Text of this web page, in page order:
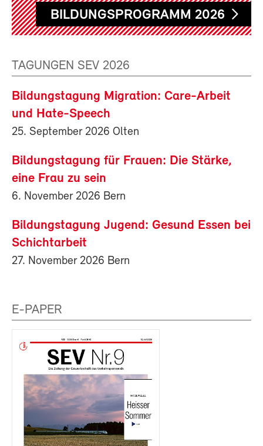
BILDUNGSPROGRAMM 2026
TAGUNGEN SEV 2026
Bildungstagung Migration: Care-Arbeit
und Hate-Speech
25. September 2026 Olten
Bildungstagung für Frauen: Die Stärke,
eine Frau zu sein
6. November 2026 Bern
Bildungstagung Jugend: Gesund Essen bei
Schichtarbeit
27. November 2026 Bern
E-PAPER